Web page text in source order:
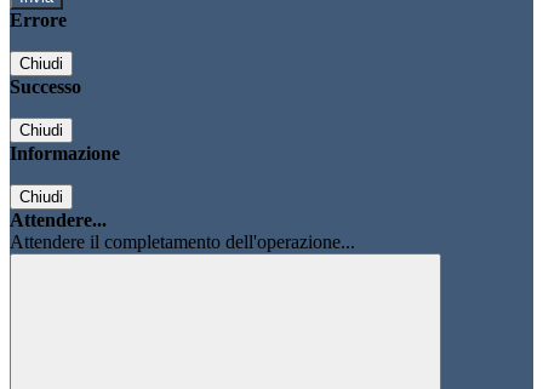
Errore
Chiudi
Successo
Chiudi
Informazione
Chiudi
Attendere...
Attendere il completamento dell'operazione...